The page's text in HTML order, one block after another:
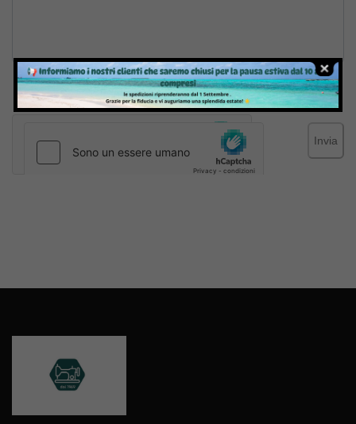
Inviando il messaggio confermo di aver letto e accettato
Termini e condizionidel sito web
Invia